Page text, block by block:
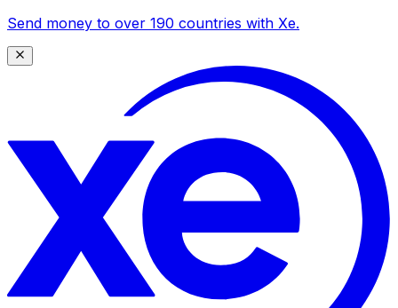
Send money to over 190 countries with Xe.